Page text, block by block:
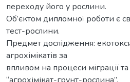
переходу його у рослини.
Об’єктом дипломної роботи є
тест-рослини.
Предмет дослідження:
агрохімікатів за
впливом на процеси міграції та